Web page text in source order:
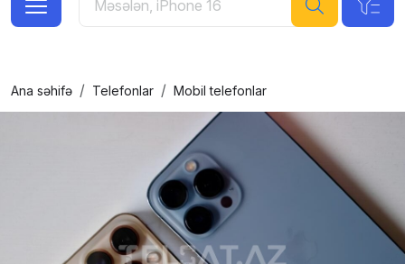
Ana səhifə Telefonlar Mobil telefonlar